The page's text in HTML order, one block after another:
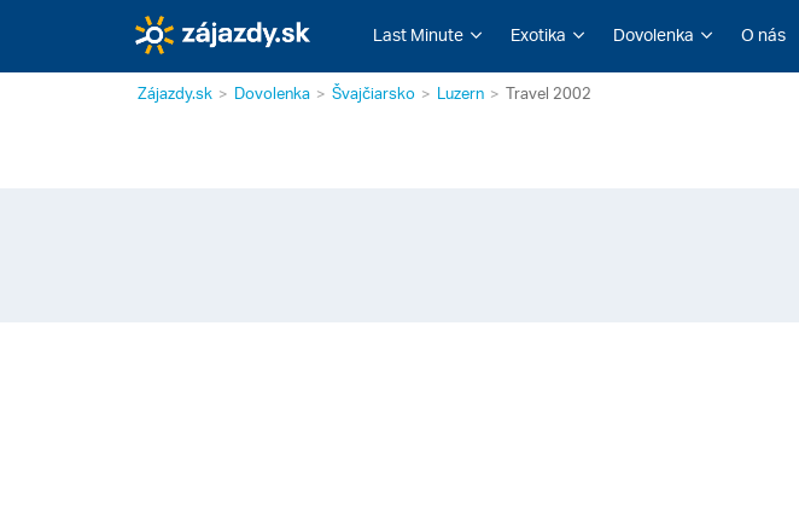
Last Minute Exotika Dovolenka O nás
Zájazdy.sk Dovolenka Švajčiarsko Luzern Travel 2002